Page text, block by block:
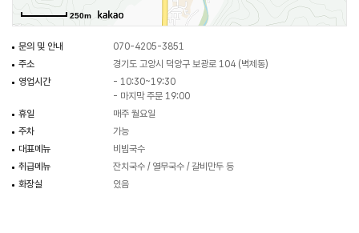
250m
문의 및 안내
070-4205-3851
주소
경기도 고양시 덕양구 보광로 104 (벽제동)
영업시간
- 10:30~19:30
- 마지막 주문 19:00
휴일
매주 월요일
주차
가능
대표메뉴
비빔국수
취급메뉴
잔치국수 / 열무국수 / 갈비만두 등
화장실
있음